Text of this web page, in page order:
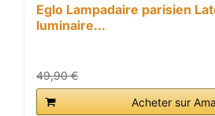
Eglo Lampadaire parisien
luminaire...
49,90 €
Acheter sur